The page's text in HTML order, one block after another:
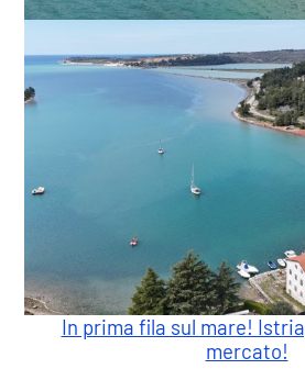
In prima fila sul mare!
mercato!